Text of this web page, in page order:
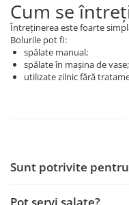
Cum se
Întreținerea este foarte
Bolurile pot fi:
spălate manual;
spălate în mașina de vase;
utilizate zilnic fără
Sunt potrivite